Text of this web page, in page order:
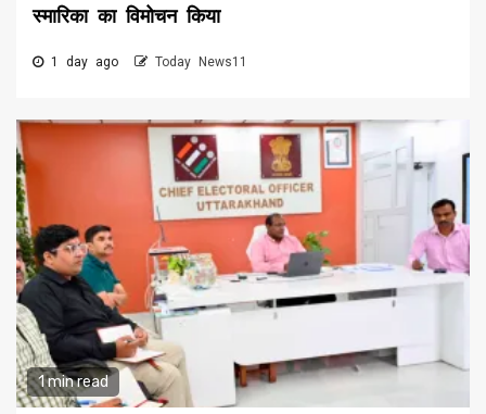
स्मारिका का विमोचन किया
1 day ago Today News11
1 min read